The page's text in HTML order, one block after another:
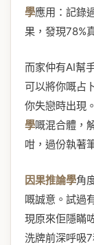
學應用：記錄
果，發現78%
而家仲有AI幫
可以將你嘅占
你失戀時出現
學嘅混合體，
咁，過份執著
因果推論學角
嘅誠意。試過
現原來佢隱瞞
洗牌前深呼吸